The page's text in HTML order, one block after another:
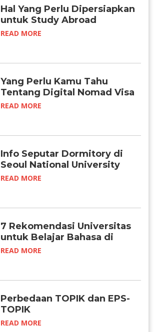
Hal Yang Perlu Dipersiapkan
untuk Study Abroad
READ MORE
Yang Perlu Kamu Tahu
Tentang Digital Nomad Visa
Korea
READ MORE
Info Seputar Dormitory di
Seoul National University
READ MORE
7 Rekomendasi Universitas
untuk Belajar Bahasa di
Korea
READ MORE
Perbedaan TOPIK dan EPS-
TOPIK
READ MORE